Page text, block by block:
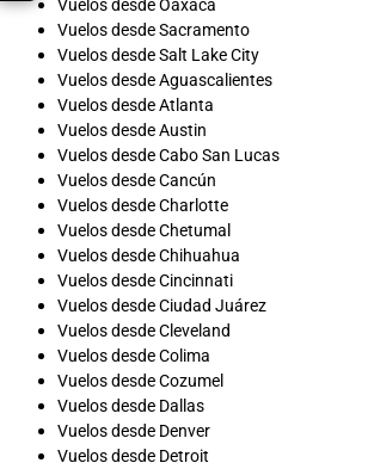
Vuelos desde Oaxaca
Vuelos desde Sacramento
Vuelos desde Salt Lake City
Vuelos desde Aguascalientes
Vuelos desde Atlanta
Vuelos desde Austin
Vuelos desde Cabo San Lucas
Vuelos desde Cancún
Vuelos desde Charlotte
Vuelos desde Chetumal
Vuelos desde Chihuahua
Vuelos desde Cincinnati
Vuelos desde Ciudad Juárez
Vuelos desde Cleveland
Vuelos desde Colima
Vuelos desde Cozumel
Vuelos desde Dallas
Vuelos desde Denver
Vuelos desde Detroit